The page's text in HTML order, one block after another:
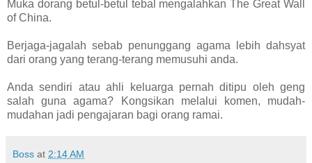
Muka dorang betul-betul tebal mengalahkan The Great Wall
of China.
Berjaga-jagalah sebab penunggang agama lebih dahsyat
dari orang yang terang-terang memusuhi anda.
Anda sendiri atau ahli keluarga pernah ditipu oleh geng
salah guna agama? Kongsikan melalui komen, mudah-
mudahan jadi pengajaran bagi orang ramai.
Boss at 2:14 AM